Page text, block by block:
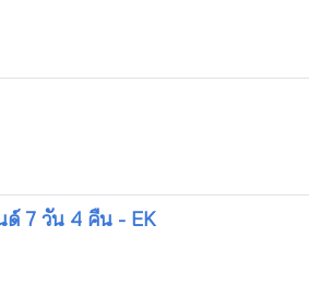
ด์ 7 วัน 4 คืน - EK